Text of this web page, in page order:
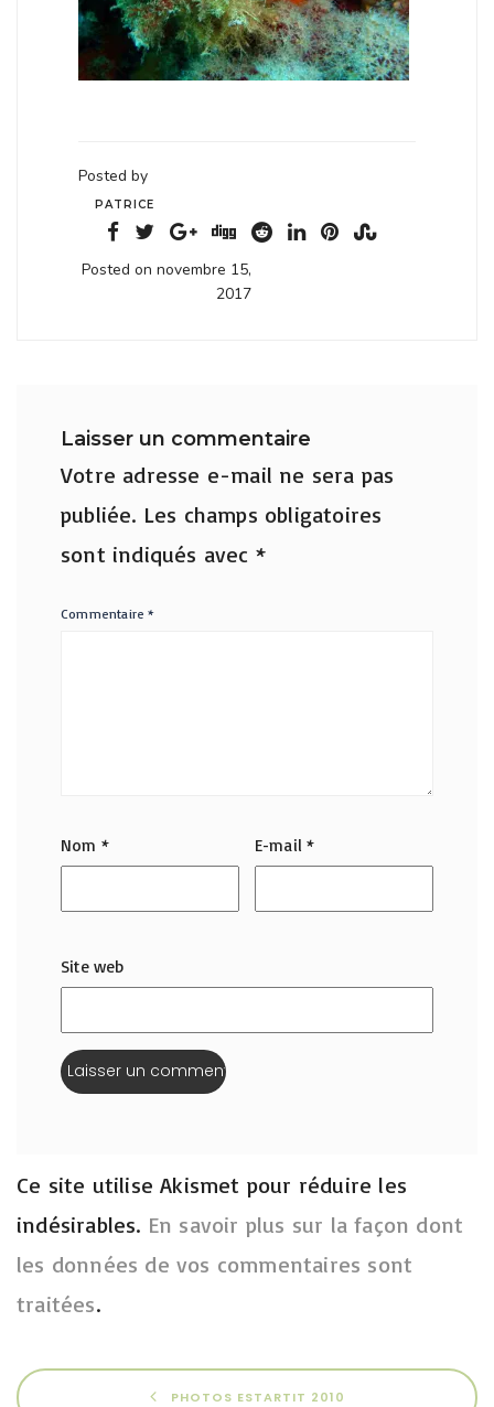
Posted by
PATRICE
Posted on novembre 15,
2017
Laisser un commentaire
Votre adresse e-mail ne sera pas
publiée. Les champs obligatoires
sont indiqués avec *
Commentaire*
Nom * E-mail*
Site web
Ce site utilise Akismet pour réduire les
indésirables. En savoir plus sur la façon dont
les données de vos commentaires sont
traitées.
PHOTOS ESTARTIT 2010